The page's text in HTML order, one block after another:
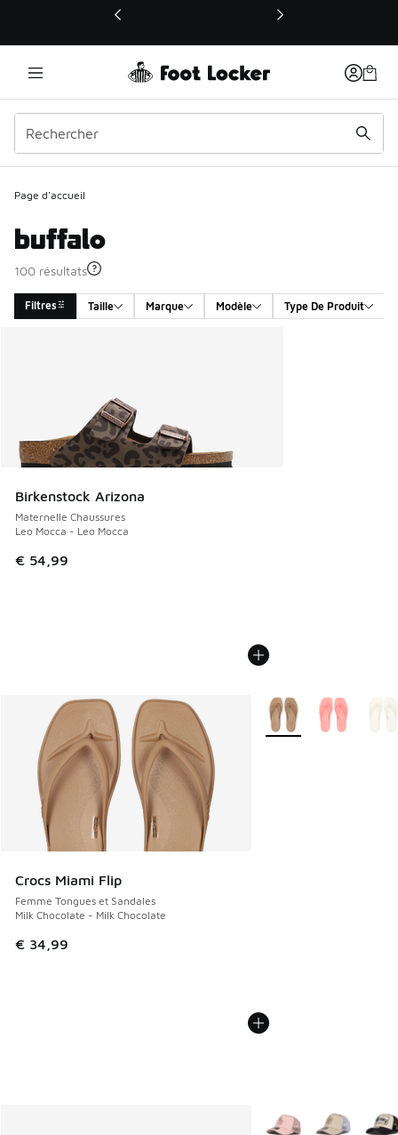
Ce lien ouvrira une nouvelle fenêtre
Page d'accueil
buffalo
100 résultats
Filtres Taille Marque Modèle Type De Produit
Birkenstock Arizona
Maternelle Chaussures
Leo Mocca - Leo Mocca
€ 54,99
Crocs Miami Flip
Femme Tongues et Sandales
Milk Chocolate - Milk Chocolate
€ 34,99
Plus de couleurs
Plus de couleurs